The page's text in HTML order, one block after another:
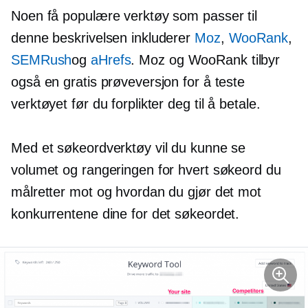
Noen få populære verktøy som passer til
denne beskrivelsen inkluderer Moz, WooRank,
SEMRushogaHrefs. Moz og WooRank tilbyr
også en gratis prøveversjon for å teste
verktøyet før du forplikter deg til å betale.
Med et søkeordverktøy vil du kunne se
volumet og rangeringen for hvert søkeord du
målretter mot og hvordan du gjør det mot
konkurrentene dine for det søkeordet.